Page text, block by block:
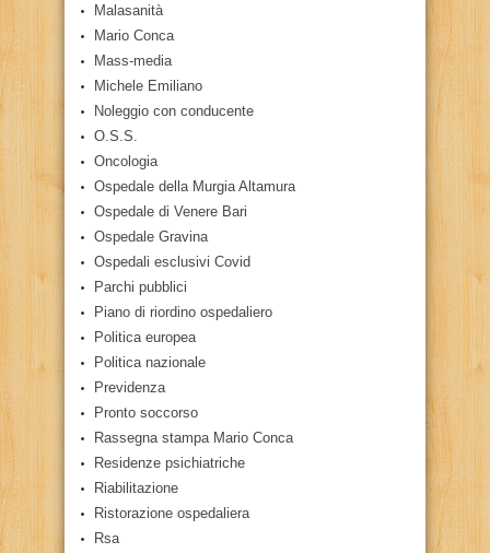
Malasanità
Mario Conca
Mass-media
Michele Emiliano
Noleggio con conducente
O.S.S.
Oncologia
Ospedale della Murgia Altamura
Ospedale di Venere Bari
Ospedale Gravina
Ospedali esclusivi Covid
Parchi pubblici
Piano di riordino ospedaliero
Politica europea
Politica nazionale
Previdenza
Pronto soccorso
Rassegna stampa Mario Conca
Residenze psichiatriche
Riabilitazione
Ristorazione ospedaliera
Rsa